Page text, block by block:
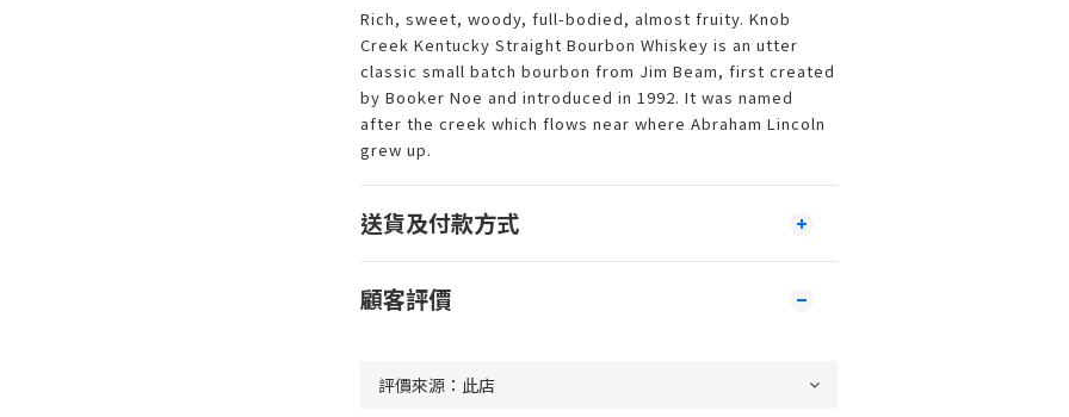
Rich, sweet, woody, full-bodied, almost fruity. Knob
Creek Kentucky Straight Bourbon Whiskey is an utter
classic small batch bourbon from Jim Beam, first created
by Booker Noe and introduced in 1992. It was named
after the creek which flows near where Abraham Lincoln
grew up.
送貨及付款方式
顧客評價